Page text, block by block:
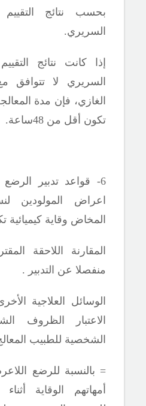
بحسب نتائج التقييم
السريري.
إذا كانت نتائج
السريري لا
الغازي، فإن مدة
تكون أقل من 48ساعة.
6- قواعد تدبير
اعراض المولودين
المخاض وقاية كيميائية
المقارنة اللاحقة
منفصلا عن التدبير .
الوسائل العلاجية
الاعتبار الظروف
الشخصية للطبيب
= بالنسبة للرضع
أمهاتهم الوقاية